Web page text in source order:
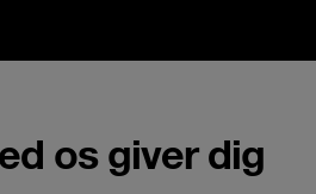
os giver dig